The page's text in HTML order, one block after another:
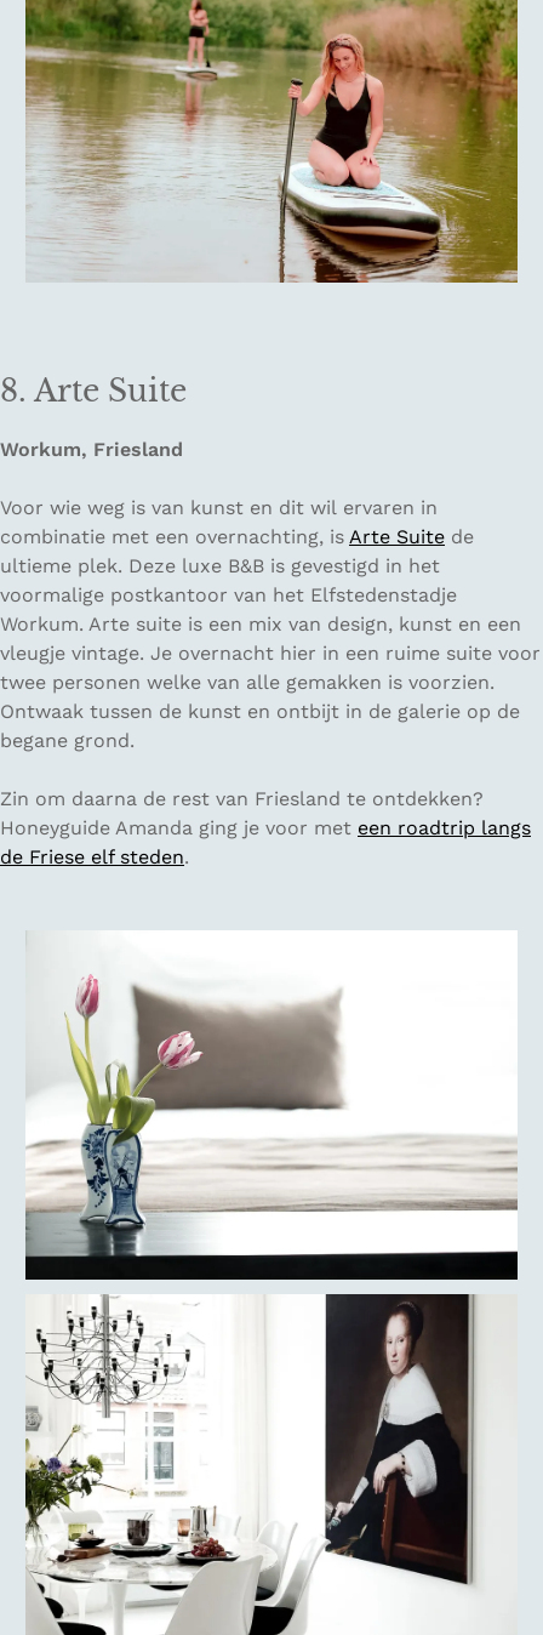
8. Arte Suite
Workum, Friesland
Voor wie weg is van kunst en dit wil ervaren in
combinatie met een overnachting, is Arte Suite de
ultieme plek. Deze luxe B&B is gevestigd in het
voormalige postkantoor van het Elfstedenstadje
Workum. Arte suite is een mix van design, kunst en een
vleugje vintage. Je overnacht hier in een ruime suite voor
twee personen welke van alle gemakken is voorzien.
Ontwaak tussen de kunst en ontbijt in de galerie op de
begane grond.
Zin om daarna de rest van Friesland te ontdekken?
Honeyguide Amanda ging je voor met een roadtrip langs
de Friese elf steden.